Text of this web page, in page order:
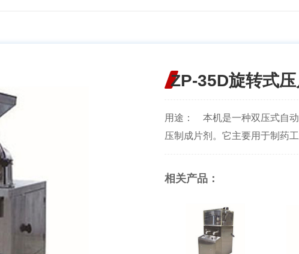
ZP-35D旋转式
用途： 本机是一种双压式自
压制成片剂。它主要用于制药
相关产品：